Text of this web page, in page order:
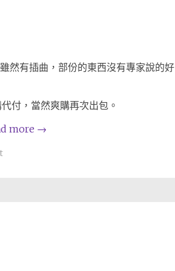
然有插曲，部份的東西沒有專家說的好
付，當然爽購再次出包。
more →